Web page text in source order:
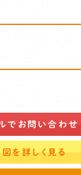
で お問い合わせ
図を詳しく見る